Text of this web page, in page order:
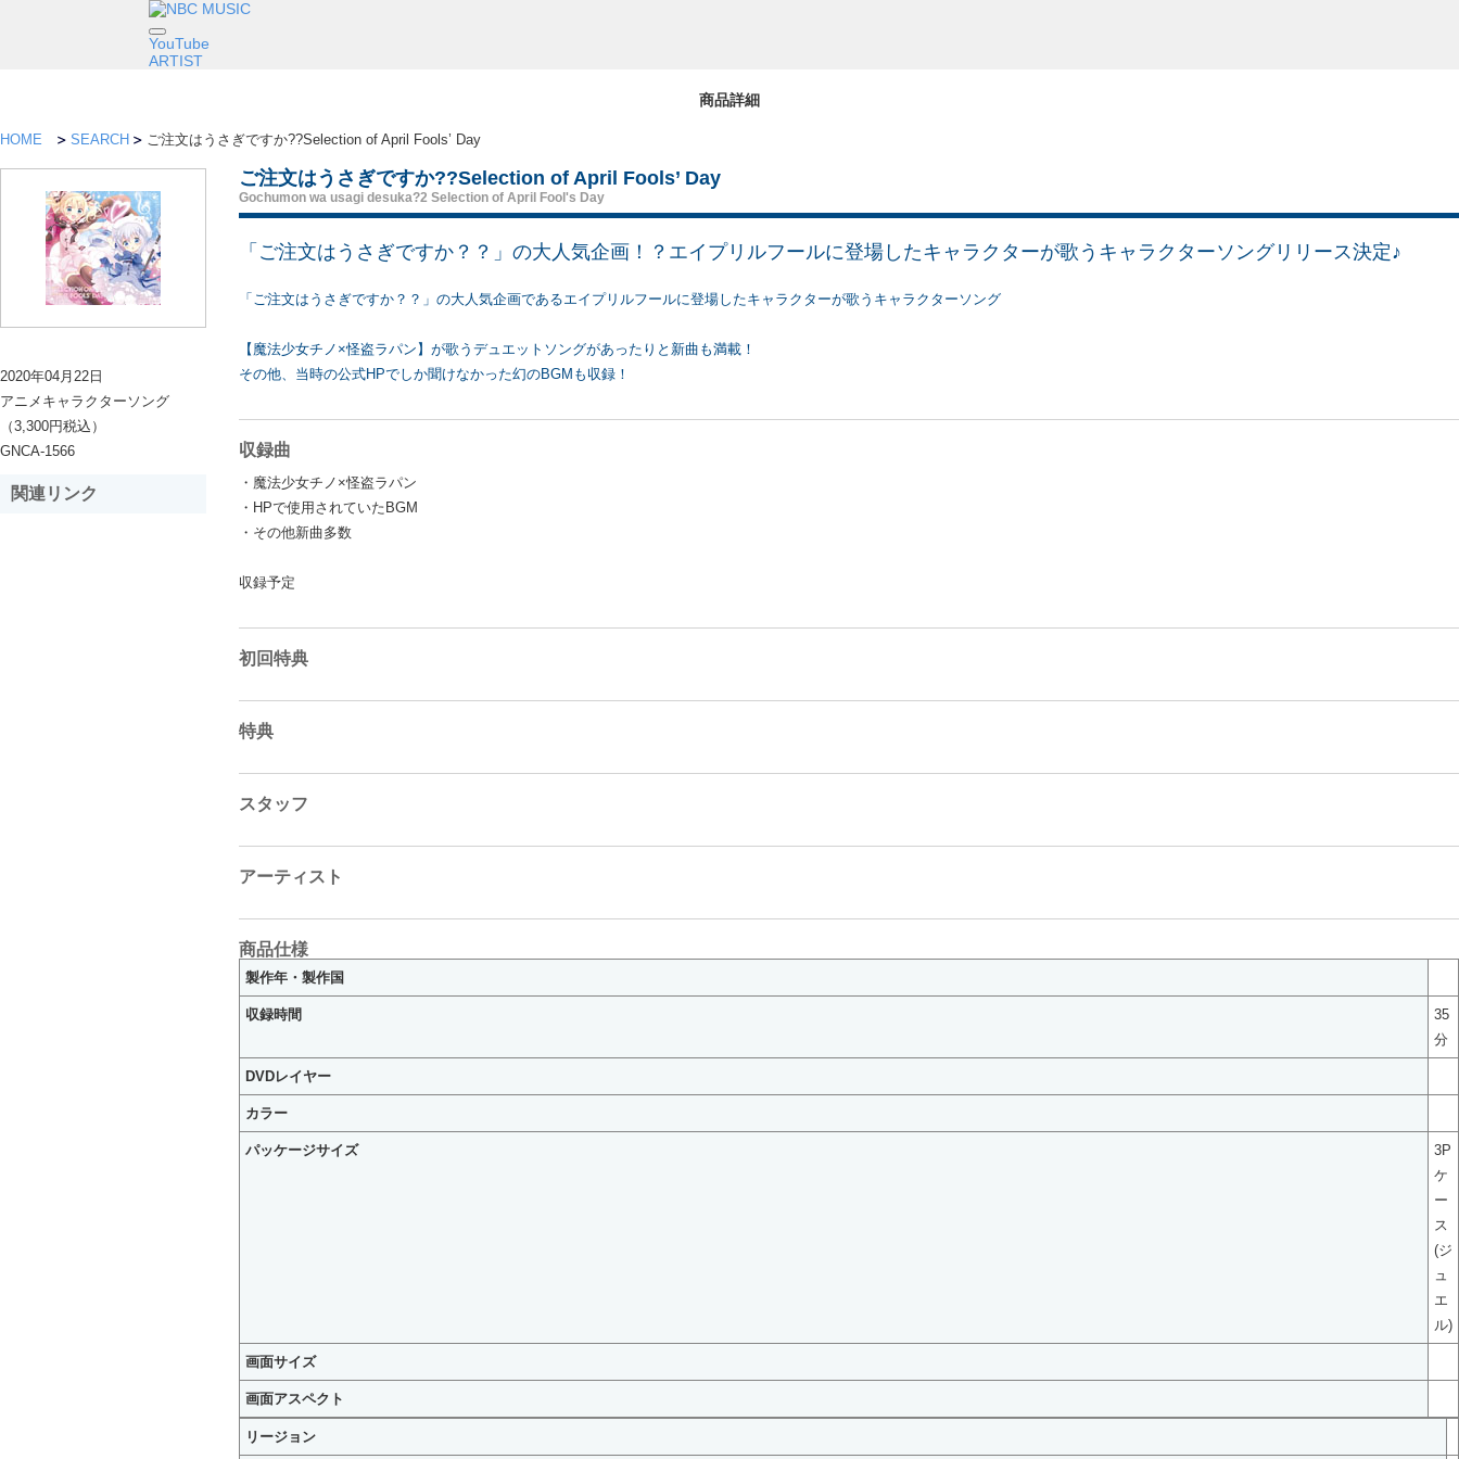
YouTube
ARTIST
商品詳細
HOME SEARCH ご注文はうさぎですか??Selection of April Fools’ Day
2020年04月22日
アニメキャラクターソング
（3,300円税込）
GNCA-1566
関連リンク
ご注文はうさぎですか??Selection of April Fools’ Day
Gochumon wa usagi desuka?2 Selection of April Fool's Day
「ご注文はうさぎですか？？」の大人気企画！？エイプリルフールに登場したキャラクターが歌うキャラクターソングリリース決定♪
「ご注文はうさぎですか？？」の大人気企画であるエイプリルフールに登場したキャラクターが歌うキャラクターソング
【魔法少女チノ×怪盗ラパン】が歌うデュエットソングがあったりと新曲も満載！
その他、当時の公式HPでしか聞けなかった幻のBGMも収録！
収録曲
・魔法少女チノ×怪盗ラパン
・HPで使用されていたBGM
・その他新曲多数
収録予定
初回特典
特典
スタッフ
アーティスト
商品仕様
製作年・製作国
収録時間
35
分
DVDレイヤー
カラー
パッケージサイズ
3P
ケ
ー
ス
(ジ
ュ
エ
ル)
画面サイズ
画面アスペクト
リージョン